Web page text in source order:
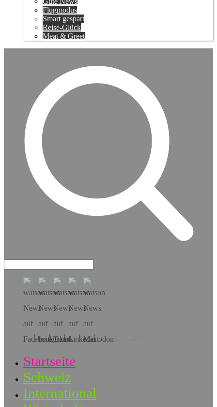
Flugmodus
Smart gespart
Reise-Glück
Meat & Greet
Hol dir die App!
Startseite
Schweiz
International